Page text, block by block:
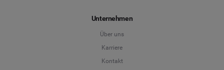
Unternehmen
Über uns
Karriere
Kontakt